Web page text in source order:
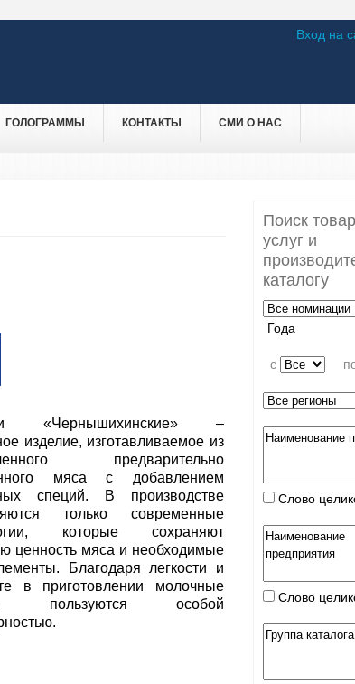
Вход на
ГОЛОГРАММЫ КОНТАКТЫ СМИ О НАС
«Чернышихинские» –
изделие, изготавливаемое из
предварительно
мяса с добавлением
специй. В производстве
только современные
которые сохраняют
ценность мяса и необходимые
Благодаря легкости и
в приготовлении молочные
пользуются особой
Поиск
услуг и
каталогу
Года
c
Слово
Слово